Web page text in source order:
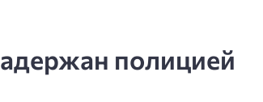
полицией